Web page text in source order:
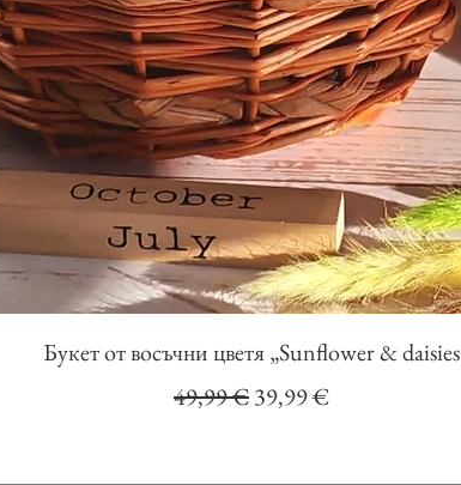
Бърз преглед
Букет от восъчни цветя „Sunflower & daisies
Редовна цена
49,99 €Продажна цена
39,99 €